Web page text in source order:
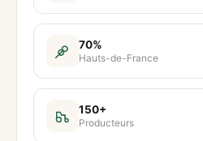
70%
Hauts-de-France
150+
Producteurs